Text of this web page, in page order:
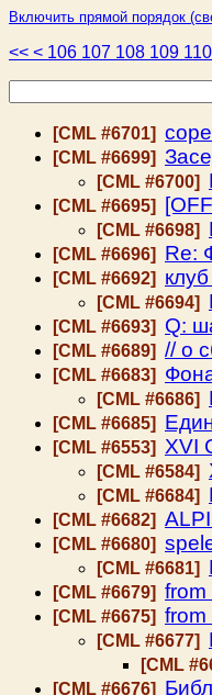
Включить прямой порядок
<< < 106 107 108 109 110
[CML #6701]
[CML #6699]
[CML #6700]
[CML #6695]
[CML #6698]
[CML #6696] Re:
[CML #6692]
[CML #6694]
[CML #6693] Q:
[CML #6689] // о
[CML #6683]
[CML #6686]
[CML #6685]
[CML #6553] XVI
[CML #6584]
[CML #6684]
[CML #6682]
[CML #6680]
[CML #6681]
[CML #6679]
[CML #6675] from
[CML #6677]
[CML
[CML #6676]